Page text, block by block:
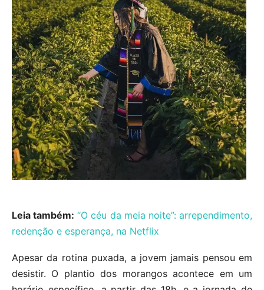
Leia também: “O céu da meia noite”: arrependimento,
redenção e esperança, na Netflix
Apesar da rotina puxada, a jovem jamais pensou em
desistir. O plantio dos morangos acontece em um